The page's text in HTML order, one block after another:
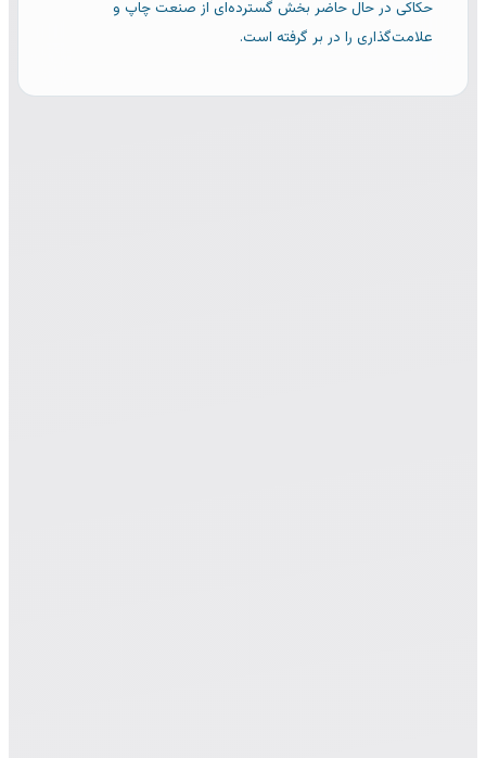
حکاکی در حال حاضر بخش گسترده‌ای از صنعت چاپ و
علامت‌گذاری را در بر گرفته است.